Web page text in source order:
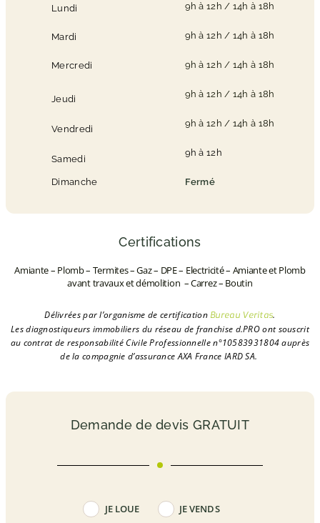
Lundi
Mardi
Mercredi
Jeudi
Vendredi
Samedi
Dimanche
9h à 12h / 14h à 18h
9h à 12h / 14h à 18h
9h à 12h / 14h à 18h
9h à 12h / 14h à 18h
9h à 12h / 14h à 18h
9h à 12h
Fermé
Certifications
Amiante – Plomb – Termites – Gaz – DPE – Electricité – Amiante et Plomb
avant travaux et démolition – Carrez – Boutin
Délivrées par l’organisme de certification Bureau Veritas.
Les diagnostiqueurs immobiliers du réseau de franchise d.PRO ont souscrit
au contrat de responsabilité Civile Professionnelle n°10583931804 auprès
de la compagnie d’assurance AXA France IARD SA.
Demande de devis GRATUIT
LOUEUR
JE LOUE JE VENDS